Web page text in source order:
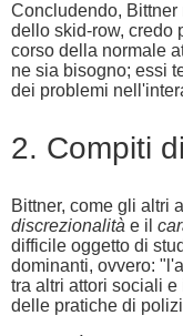
Concludendo,
dello skid-row, credo
corso della normale
ne sia bisogno; essi
dei problemi
2. Compiti
Bittner, come gli altri
discrezionalità e il
difficile oggetto di
dominanti, ovvero:
tra altri attori sociali
delle pratiche di